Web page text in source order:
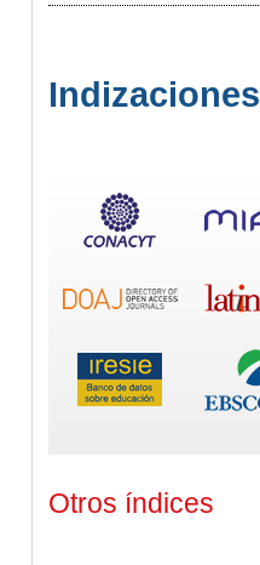
Indizaciones
Otros índices